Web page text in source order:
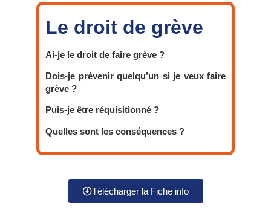
Le droit de grève
Ai-je le droit de faire grève ?
Dois-je prévenir quelqu’un si je veux faire
grève ?
Puis-je être réquisitionné ?
Quelles sont les conséquences ?
Télécharger la Fiche info